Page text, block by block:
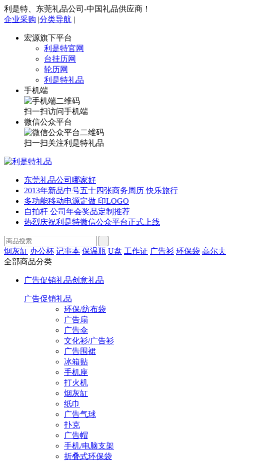
利是特、东莞礼品公司-中国礼品供应商！
企业采购 |分类导航 |
宏源旗下平台
利是特官网
台挂历网
轮历网
利是特礼品
手机端
扫一扫访问手机端
微信公众平台
扫一扫关注利是特礼品
东莞礼品公司哪家好
2013年新品中号五十四张商务周历 快乐旅行
多功能移动电源定做 印LOGO
自拍杆 公司年会奖品定制推荐
热烈庆祝利是特微信公众平台正式上线
烟灰缸 办公杯 记事本 保温瓶 U盘 工作证 广告衫 环保袋 高尔夫
全部商品分类
广告促销礼品创意礼品
广告促销礼品
环保/纺布袋
广告扇
广告伞
文化衫/广告衫
广告围裙
冰箱贴
手机座
打火机
烟灰缸
纸巾
广告气球
扑克
广告帽
手机/电脑支架
折叠式环保袋